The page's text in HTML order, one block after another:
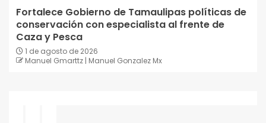
Fortalece Gobierno de Tamaulipas políticas de
conservación con especialista al frente de
Caza y Pesca
1 de agosto de 2026
Manuel Gmarttz | Manuel Gonzalez Mx